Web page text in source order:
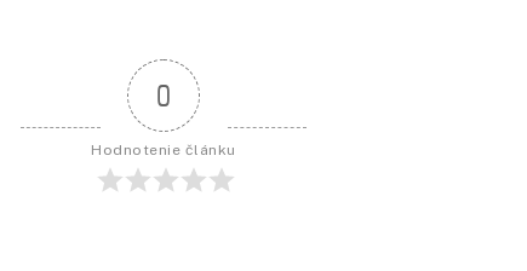
0
Hodnotenie článku